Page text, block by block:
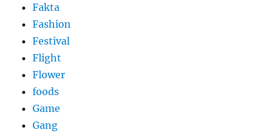
Fakta
Fashion
Festival
Flight
Flower
foods
Game
Gang